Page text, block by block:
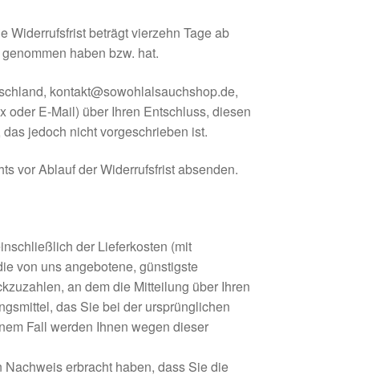
Widerrufsfrist beträgt vierzehn Tage ab
haben bzw. hat.
kontakt@sowohlalsauchshop.de,
oder E-Mail) über Ihren Entschluss, diesen
jedoch nicht vorgeschrieben ist.
vor Ablauf der Widerrufsfrist absenden.
der Lieferkosten (mit
von uns angebotene, günstigste
an dem die Mitteilung über Ihren
das Sie bei der ursprünglichen
Fall werden Ihnen wegen dieser
erbracht haben, dass Sie die